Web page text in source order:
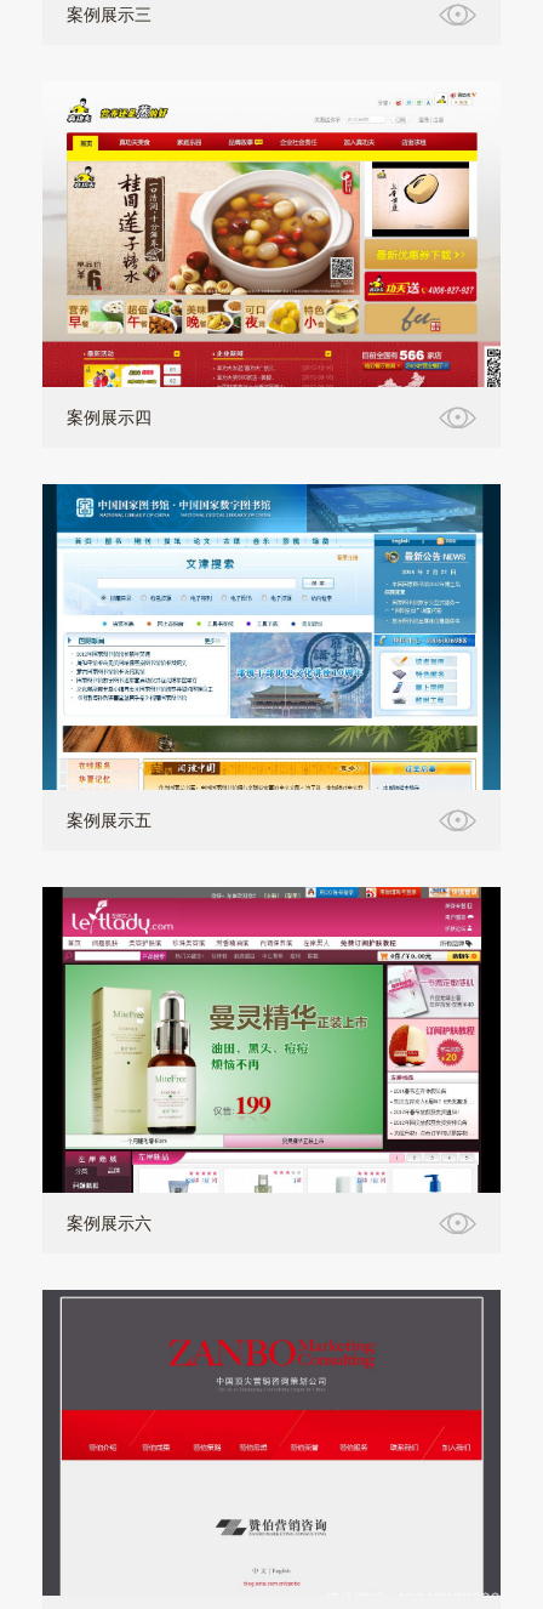
案例展示三
案例展示四
案例展示五
案例展示六